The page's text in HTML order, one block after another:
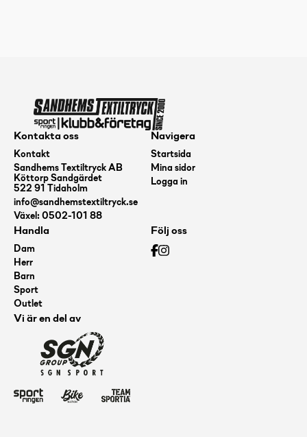
Kontakta oss
Kontakt
Sandhems Textiltryck AB
Köttorp Sandgärdet
522 91 Tidaholm
info@sandhemstextiltryck.se
Växel: 0502-101 88
Navigera
Startsida
Mina sidor
Logga in
Handla
Dam
Herr
Barn
Sport
Outlet
Följ oss
Vi är en del av